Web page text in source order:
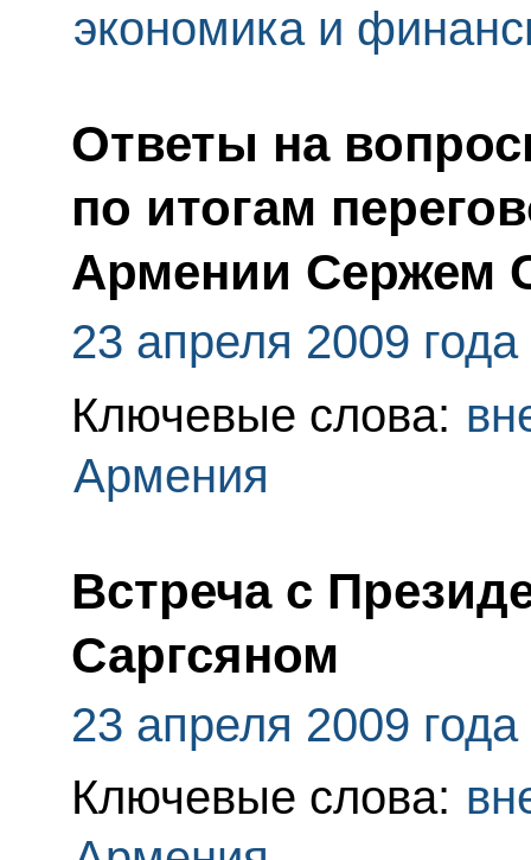
экономика и
Ответы на
по итогам
Армении Сержем
23 апреля 2009 года
Ключевые слова:
Армения
Встреча с
Саргсяном
23 апреля 2009 года
Ключевые слова: